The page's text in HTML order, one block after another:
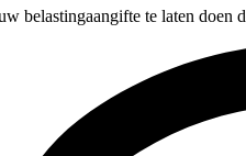
belastingaangifte te laten doen